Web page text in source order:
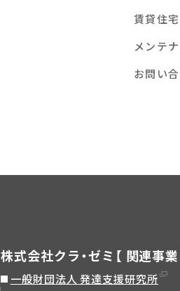
賃貸住宅
メンテ
お問い
株式会社クラ・ゼミ【 関連事業
一般財団法人 発達支援研究所